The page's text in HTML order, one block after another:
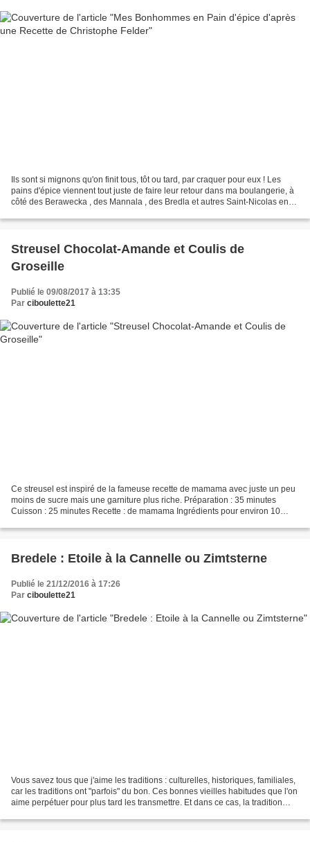
Ils sont si mignons qu'on finit tous, tôt ou tard, par craquer pour eux ! Les
pains d'épice viennent tout juste de faire leur retour dans ma boulangerie, à
côté des Berawecka , des Mannala , des Bredla et autres Saint-Nicolas en
Streusel Chocolat-Amande et Coulis de
Groseille
Publié le 09/08/2017 à 13:35
Par ciboulette21
Ce streusel est inspiré de la fameuse recette de mamama avec juste un peu
moins de sucre mais une garniture plus riche. Préparation : 35 minutes
Cuisson : 25 minutes Recette : de mamama Ingrédients pour environ 10
Bredele : Etoile à la Cannelle ou Zimtsterne
Publié le 21/12/2016 à 17:26
Par ciboulette21
Vous savez tous que j'aime les traditions : culturelles, historiques, familiales,
car les traditions ont "parfois" du bon. Ces bonnes vieilles habitudes que l'on
aime perpétuer pour plus tard les transmettre. Et dans ce cas, la tradition